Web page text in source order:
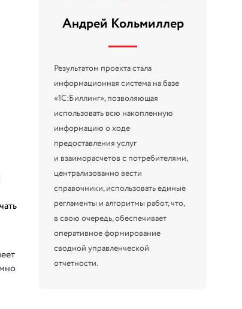
Андрей Кольмиллер
Результатом проекта стала
информационная система на базе
«1С:Биллинг», позволяющая
использовать всю накопленную
информацию о ходе
предоставления услуг
и взаиморасчетов с потребителями,
централизованно вести
справочники, использовать единые
регламенты и алгоритмы работ, что,
в свою очередь, обеспечивает
оперативное формирование
сводной управленческой
отчетности.